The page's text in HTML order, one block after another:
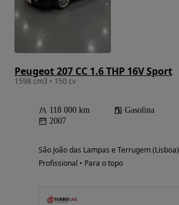
Peugeot 207 CC 1.6 THP 16V Sport
1598 cm3 • 150 cv
118 000 km Gasolina
2007
São João das Lampas e Terrugem (Lisboa)
Profissional • Para o topo